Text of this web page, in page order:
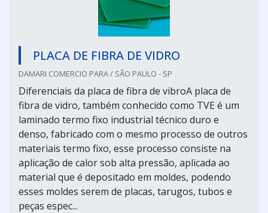
PLACA DE FIBRA DE VIDRO
DAMARI COMERCIO PARA / SÃO PAULO - SP
Diferenciais da placa de fibra de vibroA placa de
fibra de vidro, também conhecido como TVE é um
laminado termo fixo industrial técnico duro e
denso, fabricado com o mesmo processo de outros
materiais termo fixo, esse processo consiste na
aplicação de calor sob alta pressão, aplicada ao
material que é depositado em moldes, podendo
esses moldes serem de placas, tarugos, tubos e
peças espec...